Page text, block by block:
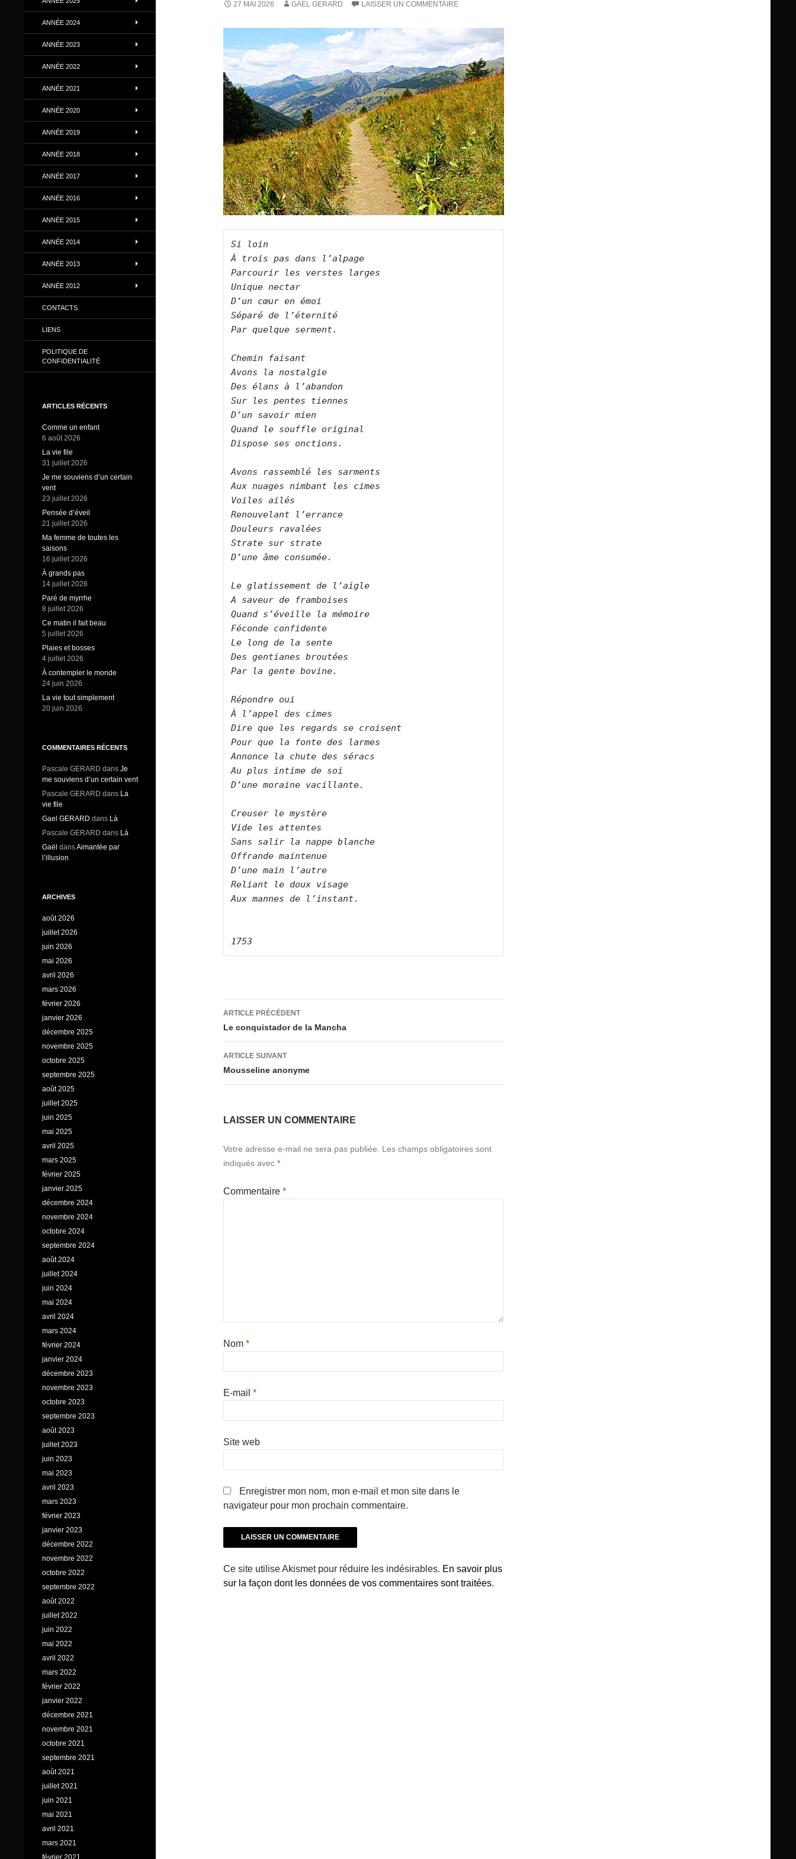
27 MAI 2026 GAEL GERARD LAISSER UN COMMENTAIRE
Si loin
À trois pas dans l’alpage
Parcourir les verstes larges
Unique nectar
D’un cœur en émoi
Séparé de l’éternité
Par quelque serment.
Chemin faisant
Avons la nostalgie
Des élans à l’abandon
Sur les pentes tiennes
D’un savoir mien
Quand le souffle original
Dispose ses onctions.
Avons rassemblé les sarments
Aux nuages nimbant les cimes
Voiles ailés
Renouvelant l’errance
Douleurs ravalées
Strate sur strate
D’une âme consumée.
Le glatissement de l’aigle
A saveur de framboises
Quand s’éveille la mémoire
Féconde confidente
Le long de la sente
Des gentianes broutées
Par la gente bovine.
Répondre oui
À l’appel des cimes
Dire que les regards se croisent
Pour que la fonte des larmes
Annonce la chute des séracs
Au plus intime de soi
D’une moraine vacillante.
Creuser le mystère
Vide les attentes
Sans salir la nappe blanche
Offrande maintenue
D’une main l’autre
Reliant le doux visage
Aux mannes de l’instant.
1753
Navigation
des
articles
ARTICLE PRÉCÉDENT
Le conquistador de la Mancha
ARTICLE SUIVANT
Mousseline anonyme
LAISSER UN COMMENTAIRE
Votre adresse e-mail ne sera pas publiée.
Les champs obligatoires sont
indiqués avec *
Commentaire *
Nom *
E-mail *
Site web
Enregistrer mon nom, mon e-mail et mon site dans le
navigateur pour mon prochain commentaire.
Ce site utilise Akismet pour réduire les indésirables. En savoir plus
sur la façon dont les données de vos commentaires sont traitées.
ANNÉE 2024
ANNÉE 2023
ANNÉE 2022
ANNÉE 2021
ANNÉE 2020
ANNÉE 2019
ANNÉE 2018
ANNÉE 2017
ANNÉE 2016
ANNÉE 2015
ANNÉE 2014
ANNÉE 2013
ANNÉE 2012
CONTACTS
LIENS
POLITIQUE DE
CONFIDENTIALITÉ
ARTICLES RÉCENTS
Comme un enfant
6 août 2026
La vie file
31 juillet 2026
Je me souviens d’un certain
vent
23 juillet 2026
Pensée d’éveil
21 juillet 2026
Ma femme de toutes les
saisons
16 juillet 2026
À grands pas
14 juillet 2026
Paré de myrrhe
8 juillet 2026
Ce matin il fait beau
5 juillet 2026
Plaies et bosses
4 juillet 2026
À contempler le monde
24 juin 2026
La vie tout simplement
20 juin 2026
COMMENTAIRES RÉCENTS
Pascale GERARD dans Je
me souviens d’un certain vent
Pascale GERARD dans La
vie file
Gael GERARD dans Là
Pascale GERARD dans Là
Gaël dansAimantée par
l’illusion
ARCHIVES
août 2026
juillet 2026
juin 2026
mai 2026
avril 2026
mars 2026
février 2026
janvier 2026
décembre 2025
novembre 2025
octobre 2025
septembre 2025
août 2025
juillet 2025
juin 2025
mai 2025
avril 2025
mars 2025
février 2025
janvier 2025
décembre 2024
novembre 2024
octobre 2024
septembre 2024
août 2024
juillet 2024
juin 2024
mai 2024
avril 2024
mars 2024
février 2024
janvier 2024
décembre 2023
novembre 2023
octobre 2023
septembre 2023
août 2023
juillet 2023
juin 2023
mai 2023
avril 2023
mars 2023
février 2023
janvier 2023
décembre 2022
novembre 2022
octobre 2022
septembre 2022
août 2022
juillet 2022
juin 2022
mai 2022
avril 2022
mars 2022
février 2022
janvier 2022
décembre 2021
novembre 2021
octobre 2021
septembre 2021
août 2021
juillet 2021
juin 2021
mai 2021
avril 2021
mars 2021
février 2021